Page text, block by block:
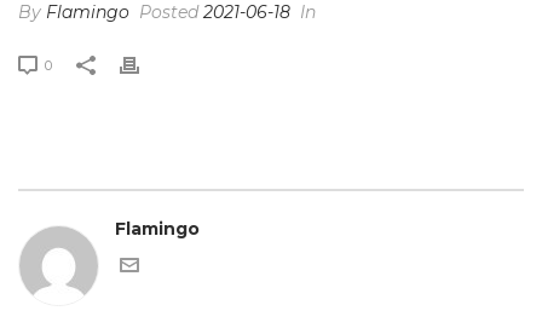
By Flamingo Posted2021-06-18 In
0
Flamingo